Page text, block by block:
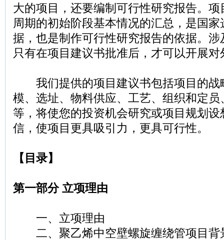
大的项目，还要编制可行性研究报告。
周期的初始阶段基本情况的汇总，是国
据，也是制作可行性研究报告的依据。
只有在项目建议书批准后，才可以开展对
我们提供的项目建议书包括项目的战
模、选址、物料供应、工艺、组织和定
等，将使您的投资机会研究或项目规划
信，使项目更具吸引力，更具可行性。
【目录】
第一部分 立项理由
一、立项理由
二、聚乙烯中空壁螺旋缠绕管项目背